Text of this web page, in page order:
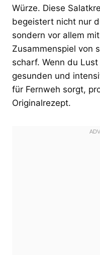
Würze. Diese
begeistert nicht nur
sondern vor allem
Zusammenspiel von
scharf. Wenn du
gesunden und
für Fernweh sorgt,
Originalrezept.